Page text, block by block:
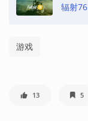
辐射76
游戏
13 5